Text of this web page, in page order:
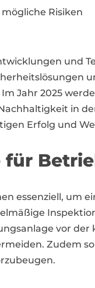
Risiken
und
Jahr 2025
in
Erfolg und
für
essenziell, um
vor
Zudem